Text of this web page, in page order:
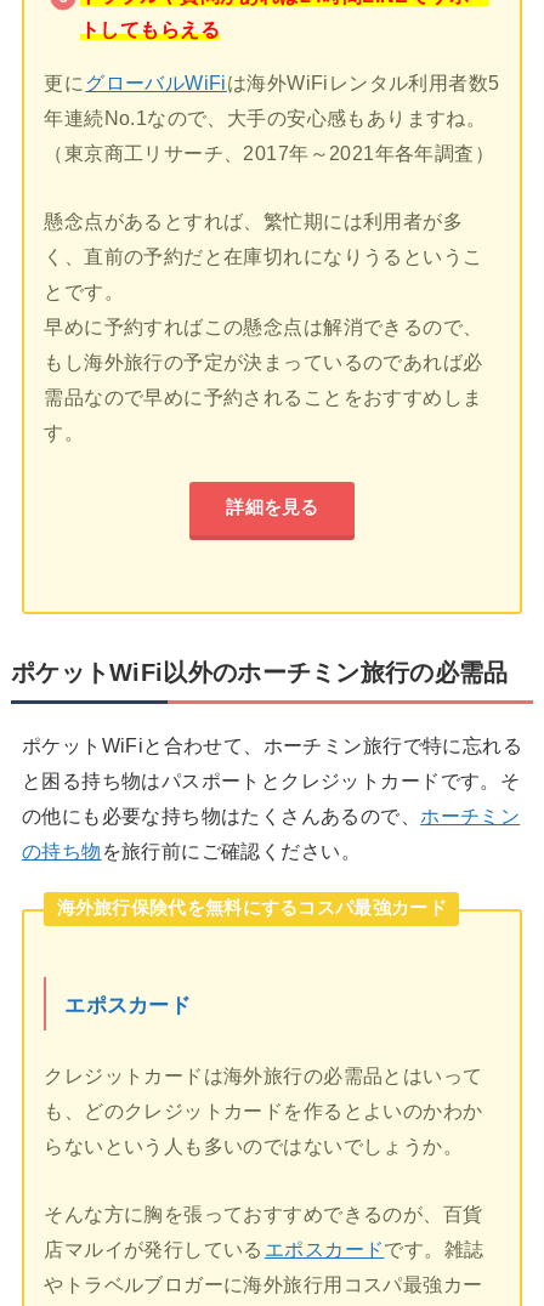
トしてもらえる
更に グローバルWiFiは海外WiFiレンタル利用者数5
年連続No.1なので、大手の安心感もありますね。
（東京商工リサーチ、2017年～2021年各年調査）
懸念点があるとすれば、繁忙期には利用者が多
く、直前の予約だと在庫切れになりうるというこ
とです。
早めに予約すればこの懸念点は解消できるので、
もし海外旅行の予定が決まっているのであれば必
需品なので早めに予約されることをおすすめしま
す。
詳細を見る
ポケットWiFi以外のホーチミン旅行の必需品
ポケットWiFiと合わせて、ホーチミン旅行で特に忘れる
と困る持ち物はパスポートとクレジットカードです。そ
の他にも必要な持ち物はたくさんあるので、 ホーチミン
の持ち物 を旅行前にご確認ください。
海外旅行保険代を無料にするコスパ最強カード
エポスカード
クレジットカードは海外旅行の必需品とはいって
も、どのクレジットカードを作るとよいのかわか
らないという人も多いのではないでしょうか。
そんな方に胸を張っておすすめできるのが、百貨
店マルイが発行している エポスカードです。雑誌
やトラベルブロガーに海外旅行用コスパ最強カー